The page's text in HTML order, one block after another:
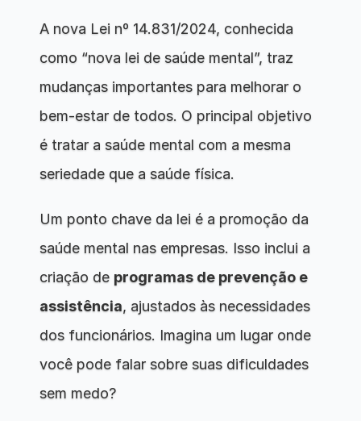
A nova Lei nº 14.831/2024, conhecida
como “nova lei de saúde mental”, traz
mudanças importantes para melhorar o
bem-estar de todos. O principal objetivo
é tratar a saúde mental com a mesma
seriedade que a saúde física.
Um ponto chave da lei é a promoção da
saúde mental nas empresas. Isso inclui a
criação de programas de prevenção e
assistência, ajustados às necessidades
dos funcionários. Imagina um lugar onde
você pode falar sobre suas dificuldades
sem medo?